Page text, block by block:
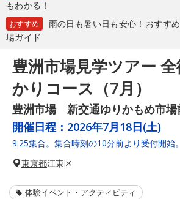
もわかる！
おすすめ
雨の日も暑い日も安心！おすす
場ガイド
豊洲市場見学ツアー
かりコース（7月）
豊洲市場 新交通ゆりかもめ市場
開催日程： 2026年7月18日(土)
9:25集合。集合時刻の10分前より受付開始。
東京都江東区
体験イベント・アクティビティ